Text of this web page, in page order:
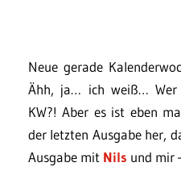
Neue gerade
Ähh, ja… ich weiß… Wer
KW?! Aber es ist eben
der letzten Ausgabe her,
Ausgabe mit Nils und mir